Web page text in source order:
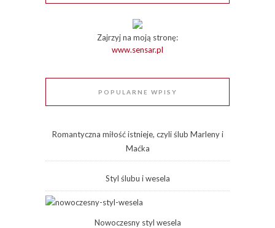
Zajrzyj na moją stronę:
www.sensar.pl
POPULARNE WPISY
Romantyczna miłość istnieje, czyli ślub Marleny i
Maćka
Styl ślubu i wesela
Nowoczesny styl wesela